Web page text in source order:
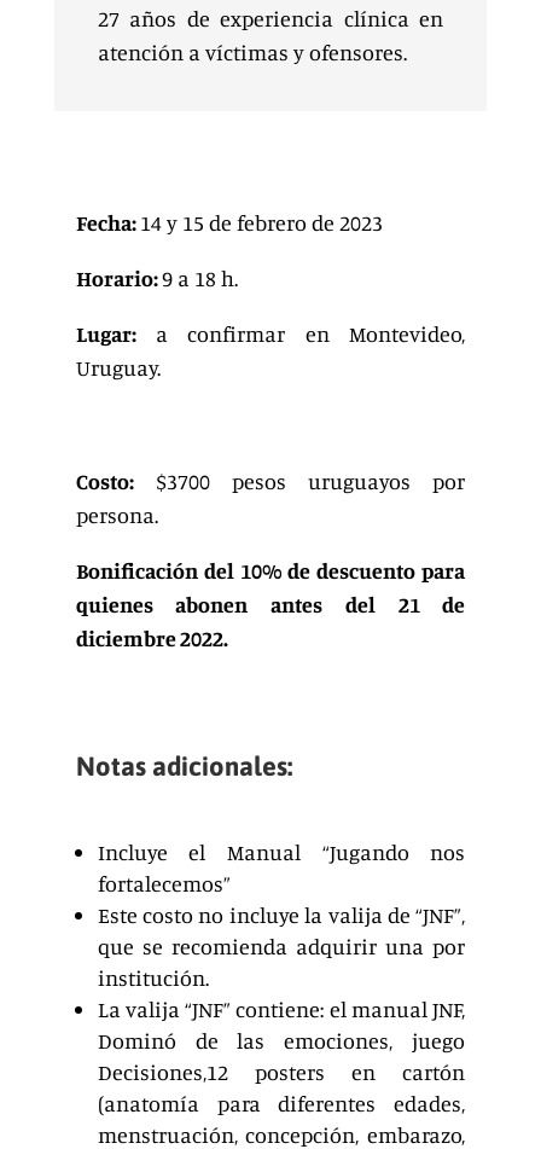
27 años de experiencia clínica en
atención a víctimas y ofensores.
Fecha:14 y 15 de febrero de 2023
Horario:9 a 18 h.
Lugar:a confirmar en Montevideo,
Uruguay.
Costo:$3700 pesos uruguayos por
persona.
Bonificación del 10% de descuento para
quienes abonen antes del 21 de
diciembre 2022.
Notas adicionales:
Incluye el Manual “Jugando nos
fortalecemos”
Este costo no incluye la valija de “JNF”,
que se recomienda adquirir una por
institución.
La valija “JNF” contiene: el manual JNF,
Dominó de las emociones, juego
Decisiones,12 posters en cartón
(anatomía para diferentes edades,
menstruación, concepción, embarazo,